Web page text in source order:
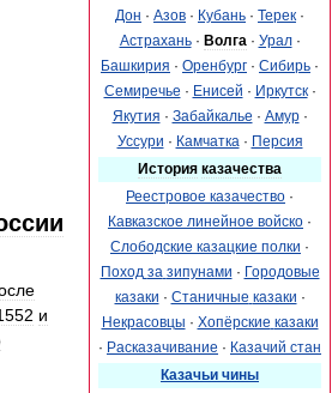
Дон · Азов · Кубань · Терек ·
Астрахань· Волга· Урал·
Башкирия · Оренбург · Сибирь ·
Семиречье · Енисей · Иркутск·
Якутия · Забайкалье · Амур·
Уссури · Камчатка· Персия
История казачества
Реестровое казачество ·
Кавказское линейное войско ·
Слободские казацкие полки ·
Поход за зипунами · Городовые
казаки · Станичные казаки ·
Некрасовцы · Хопёрские казаки
· Расказачивание · Казачий стан
Казачьи чины
и